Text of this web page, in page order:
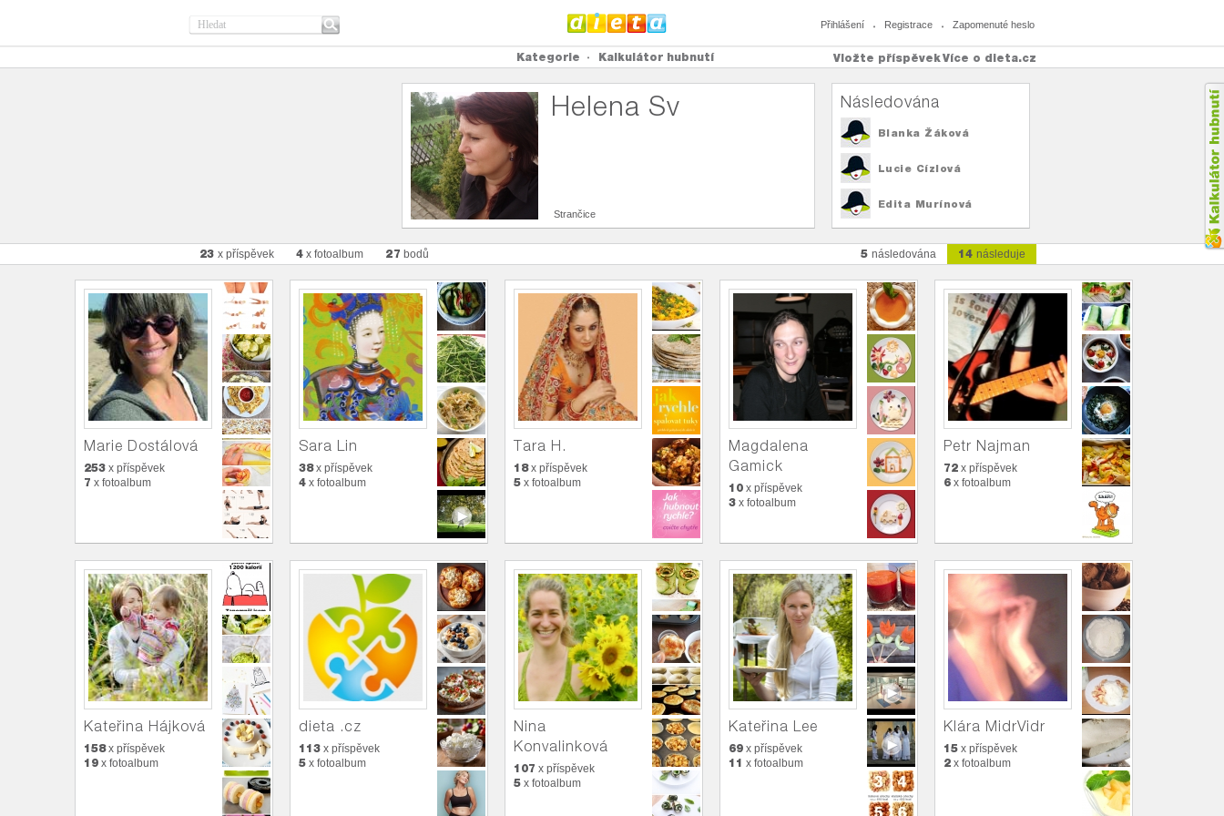
Přihlášení Registrace Zapomenuté heslo
Kategorie Kalkulátor hubnutí Více o dieta.cz
Vložte příspěvek
Helena Sv
Strančice
Následována
Blanka Žáková
Lucie Cízlová
Edita Murínová
23 x příspěvek 4 x fotoalbum 27 bodů 5 následována 14 následuje
Marie Dostálová
253 x příspěvek
7 x fotoalbum
Sara Lin
38x příspěvek
4 x fotoalbum
Tara H.
18x příspěvek
5 x fotoalbum
Magdalena
Gamick
10 x příspěvek
3 x fotoalbum
Petr Najman
72 x příspěvek
6 x fotoalbum
Kateřina Hájková
158x příspěvek
19 x fotoalbum
dieta .cz
113 x příspěvek
5 x fotoalbum
Nina
Konvalinková
107 x příspěvek
5 x fotoalbum
Kateřina Lee
69 x příspěvek
11 x fotoalbum
Klára MidrVidr
15 x příspěvek
2 x fotoalbum